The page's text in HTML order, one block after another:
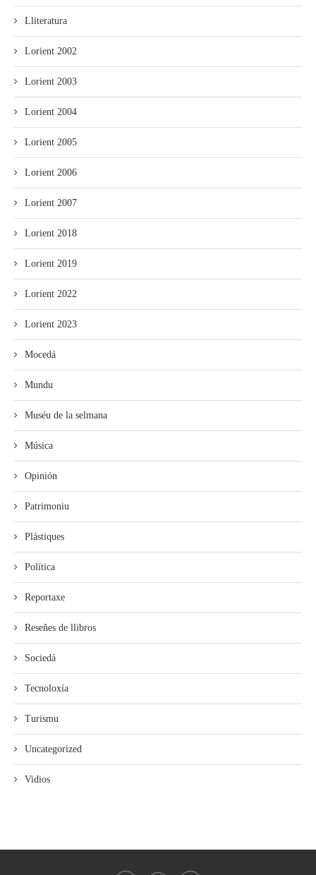
Lliteratura
Lorient 2002
Lorient 2003
Lorient 2004
Lorient 2005
Lorient 2006
Lorient 2007
Lorient 2018
Lorient 2019
Lorient 2022
Lorient 2023
Mocedá
Mundu
Muséu de la selmana
Música
Opinión
Patrimoniu
Plástiques
Política
Reportaxe
Reseñes de llibros
Sociedá
Tecnoloxía
Turismu
Uncategorized
Vidios